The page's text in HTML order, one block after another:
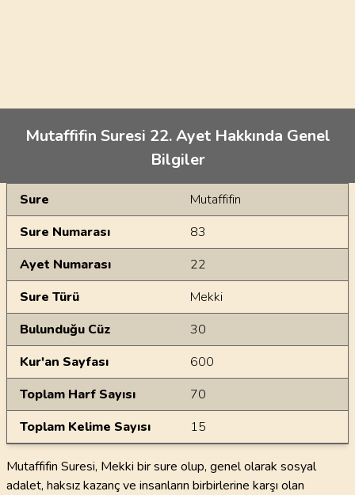
Mutaffifin Suresi 22. Ayet Hakkında Genel
Bilgiler
Genel Bilgiler
Sure
Mutaffifin
Sure Numarası
83
Ayet Numarası
22
Sure Türü
Mekki
Bulunduğu Cüz
30
Kur'an Sayfası
600
Toplam Harf Sayısı
70
Toplam Kelime Sayısı
15
Mutaffifin Suresi, Mekki bir sure olup, genel olarak sosyal
adalet, haksız kazanç ve insanların birbirlerine karşı olan